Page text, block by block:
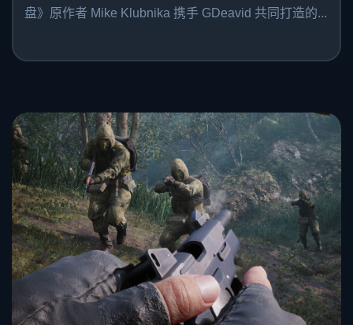
盘》原作者 Mike Klubnika 携手 GDeavid 共同打造的...